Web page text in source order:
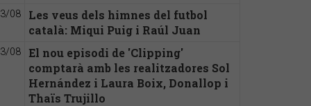
08
Les veus dels himnes del futbol
català: Miqui Puig i Raúl Juan
08
El nou episodi de 'Clipping'
comptarà amb les realitzadores Sol
Hernández i Laura Boix, Donallop i
Thaïs Trujillo